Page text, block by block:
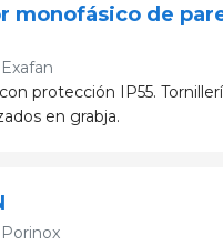
monofásico de
Exafan
protección IP55.
en grabja.
Porinox